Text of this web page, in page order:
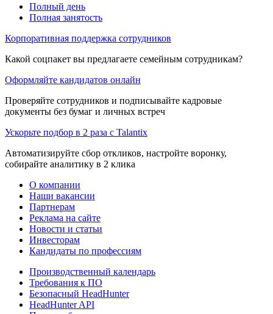
Полный день
Полная занятость
Корпоративная поддержка сотрудников
Какой соцпакет вы предлагаете семейным сотрудникам?
Оформляйте кандидатов онлайн
Проверяйте сотрудников и подписывайте кадровые
документы без бумаг и личных встреч
Ускорьте подбор в 2 раза с Talantix
Автоматизируйте сбор откликов, настройте воронку,
собирайте аналитику в 2 клика
О компании
Наши вакансии
Партнерам
Реклама на сайте
Новости и статьи
Инвесторам
Кандидаты по профессиям
Производственный календарь
Требования к ПО
Безопасный HeadHunter
HeadHunter API